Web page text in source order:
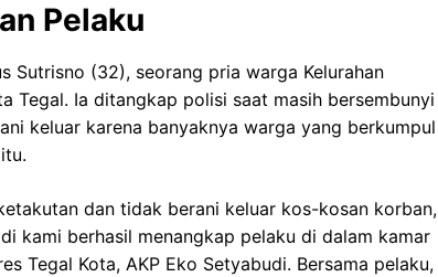
Pelaku
Sutrisno (32), seorang pria warga Kelurahan
Tegal. Ia ditangkap polisi saat masih bersembunyi
keluar karena banyaknya warga yang berkumpul
dan tidak berani keluar kos-kosan korban,
kami berhasil menangkap pelaku di dalam kamar
Tegal Kota, AKP Eko Setyabudi. Bersama pelaku,